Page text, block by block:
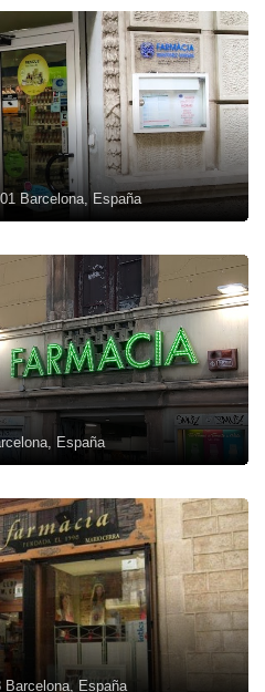
Barcelona, España
España
Barcelona, España